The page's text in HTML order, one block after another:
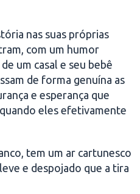
nas suas próprias
com um humor
um casal e seu bebê
de forma genuína as
e esperança que
eles efetivamente
tem um ar cartunesco
e despojado que a tira